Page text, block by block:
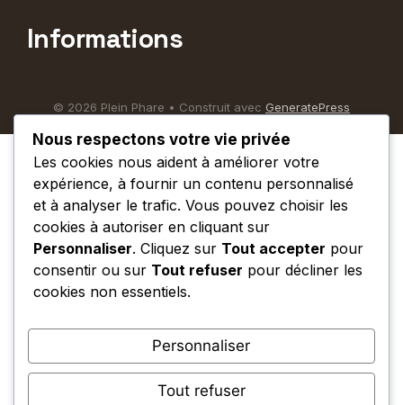
Informations
© 2026 Plein Phare • Construit avec GeneratePress
Nous respectons votre vie privée
Les cookies nous aident à améliorer votre
expérience, à fournir un contenu personnalisé
et à analyser le trafic. Vous pouvez choisir les
cookies à autoriser en cliquant sur
Personnaliser. Cliquez sur Tout accepter pour
consentir ou sur Tout refuser pour décliner les
cookies non essentiels.
Personnaliser
Tout refuser